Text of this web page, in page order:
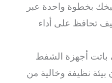
بخطوة واحدة عبر
تحافظ على أداء
باتت أجهزة الشفط
بيئة نظيفة وخالية من